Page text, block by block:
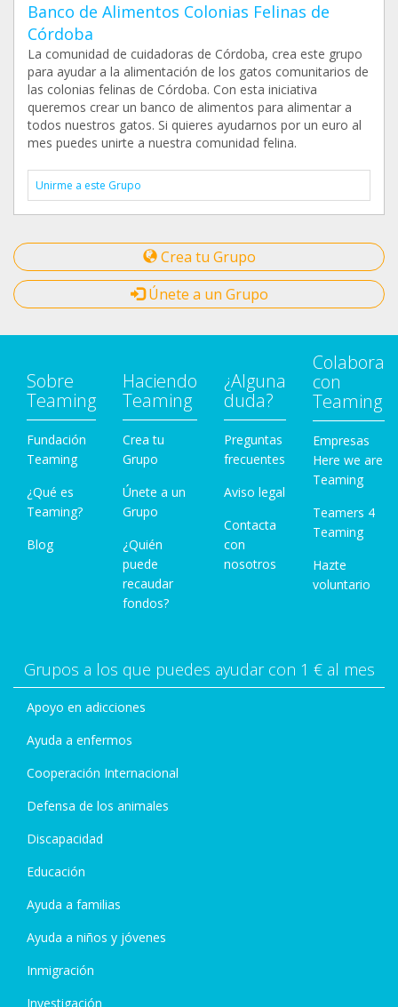
Banco de Alimentos Colonias Felinas de
Córdoba
La comunidad de cuidadoras de Córdoba, crea este grupo
para ayudar a la alimentación de los gatos comunitarios de
las colonias felinas de Córdoba. Con esta iniciativa
queremos crear un banco de alimentos para alimentar a
todos nuestros gatos. Si quieres ayudarnos por un euro al
mes puedes unirte a nuestra comunidad felina.
Unirme a este Grupo
Crea tu Grupo
Únete a un Grupo
Sobre
Teaming
Fundación
Teaming
¿Qué es
Teaming?
Blog
Haciendo
Teaming
Crea tu
Grupo
Únete a un
Grupo
¿Quién
puede
recaudar
fondos?
¿Alguna
duda?
Preguntas
frecuentes
Aviso legal
Contacta
con
nosotros
Colabora
con
Teaming
Empresas
Here we are
Teaming
Teamers 4
Teaming
Hazte
voluntario
Grupos a los que puedes ayudar con 1 € al mes
Apoyo en adicciones
Ayuda a enfermos
Cooperación Internacional
Defensa de los animales
Discapacidad
Educación
Ayuda a familias
Ayuda a niños y jóvenes
Inmigración
Investigación